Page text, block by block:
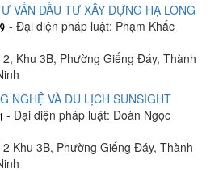
VẤN ĐẦU TƯ XÂY DỰNG HẠ LONG
- Đại diện pháp luật: Phạm Khắc
Khu 3B, Phường Giếng Đáy, Thành
NGHỆ VÀ DU LỊCH SUNSIGHT
- Đại diện pháp luật: Đoàn Ngọc
Khu 3B, Phường Giếng Đáy, Thành